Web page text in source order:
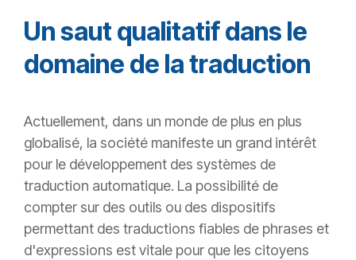
Un saut qualitatif dans le
domaine de la traduction
Actuellement, dans un monde de plus en plus
globalisé, la société manifeste un grand intérêt
pour le développement des systèmes de
traduction automatique. La possibilité de
compter sur des outils ou des dispositifs
permettant des traductions fiables de phrases et
d'expressions est vitale pour que les citoyens